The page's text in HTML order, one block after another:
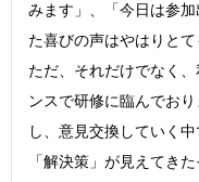
みます」、「今日は参
た喜びの声はやはりとて
ただ、それだけでなく
ンスで研修に臨んでお
し、意見交換していく
「解決策」が見えてき